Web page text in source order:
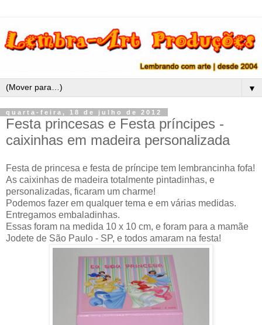
▼
quarta-feira, 18 de julho de 2012
Festa princesas e Festa príncipes -
caixinhas em madeira personalizada
Festa de princesa e festa de príncipe tem lembrancinha fofa!
As caixinhas de madeira totalmente pintadinhas, e
personalizadas, ficaram um charme!
Podemos fazer em qualquer tema e em várias medidas.
Entregamos embaladinhas.
Essas foram na medida 10 x 10 cm, e foram para a mamãe
Jodete de São Paulo - SP, e todos amaram na festa!